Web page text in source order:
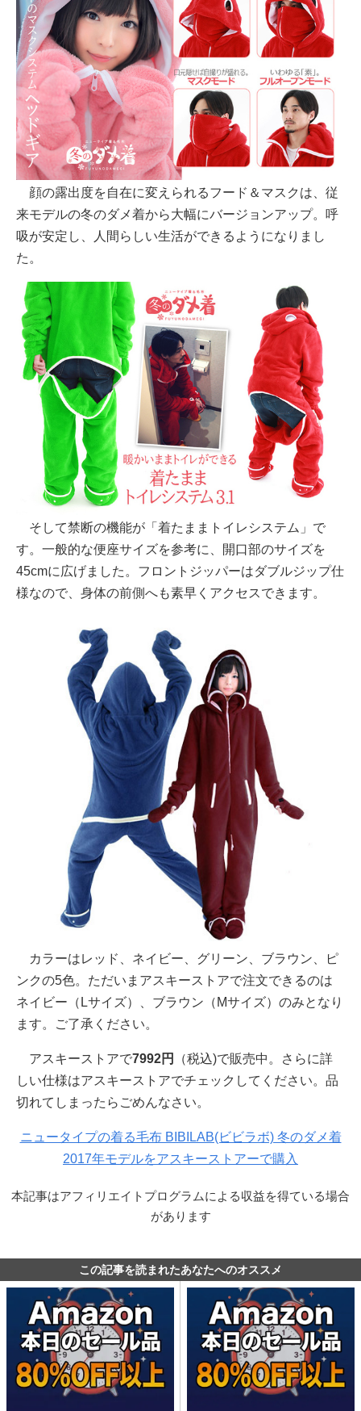
顔の露出度を自在に変えられるフード＆マスクは、従
来モデルの冬のダメ着から大幅にバージョンアップ。呼
吸が安定し、人間らしい生活ができるようになりまし
た。
そして禁断の機能が「着たままトイレシステム」で
す。一般的な便座サイズを参考に、開口部のサイズを
45cmに広げました。フロントジッパーはダブルジップ仕
様なので、身体の前側へも素早くアクセスできます。
カラーはレッド、ネイビー、グリーン、ブラウン、ピ
ンクの5色。ただいまアスキーストアで注文できるのは
ネイビー（Lサイズ）、ブラウン（Mサイズ）のみとなり
ます。ご了承ください。
アスキーストアで7992円
（税込)で販売中。さらに詳
しい仕様はアスキーストアでチェックしてください。品
切れてしまったらごめんなさい。
ニュータイプの着る毛布 BIBILAB(ビビラボ) 冬のダメ着
2017年モデルをアスキーストアーで購入
本記事はアフィリエイトプログラムによる収益を得ている場合
があります
この記事を読まれたあなたへのオススメ